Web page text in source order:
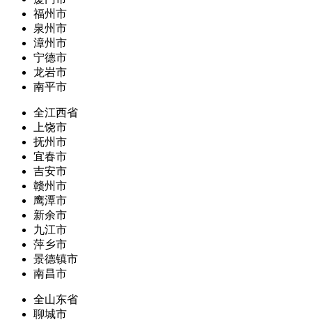
福州市
泉州市
漳州市
宁德市
龙岩市
南平市
全江西省
上饶市
抚州市
宜春市
吉安市
赣州市
鹰潭市
新余市
九江市
萍乡市
景德镇市
南昌市
全山东省
聊城市